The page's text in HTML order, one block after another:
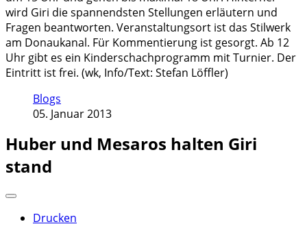
wird Giri die spannendsten Stellungen erläutern und
Fragen beantworten. Veranstaltungsort ist das Stilwerk
am Donaukanal. Für Kommentierung ist gesorgt. Ab 12
Uhr gibt es ein Kinderschachprogramm mit Turnier. Der
Eintritt ist frei. (wk, Info/Text: Stefan Löffler)
Blogs
05. Januar 2013
Huber und Mesaros halten Giri
stand
Drucken